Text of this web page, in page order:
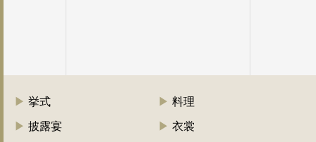
挙式
披露宴
料理
衣裳